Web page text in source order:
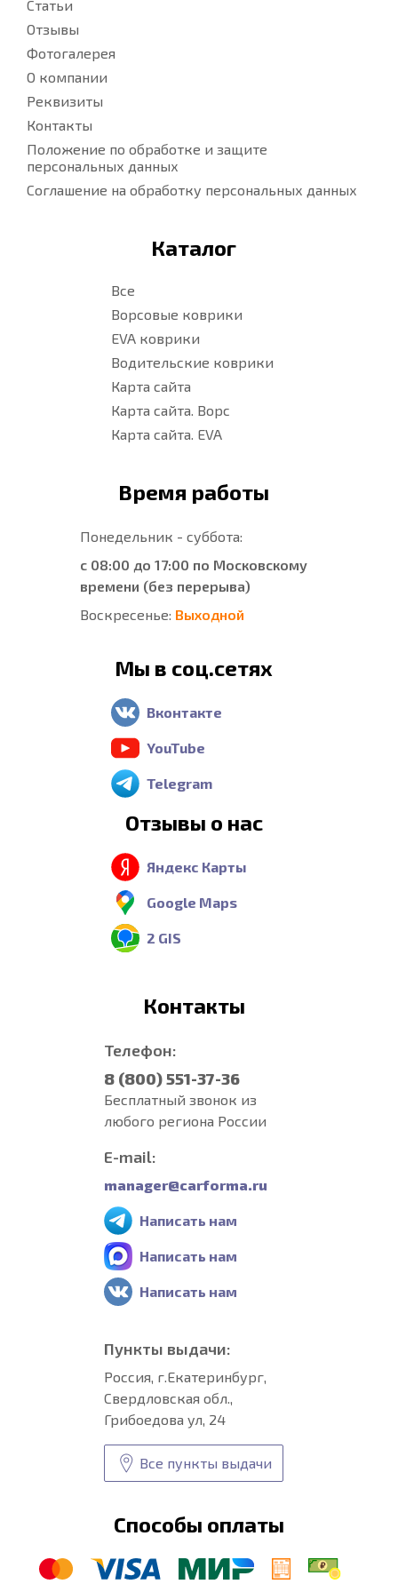
Статьи
Отзывы
Фотогалерея
О компании
Реквизиты
Контакты
Положение по обработке и защите
персональных данных
Соглашение на обработку персональных данных
Каталог
Все
Ворсовые коврики
EVA коврики
Водительские коврики
Карта сайта
Карта сайта. Ворс
Карта сайта. EVA
Время работы
Понедельник - суббота:
с 08:00 до 17:00 по Московскому
времени (без перерыва)
Воскресенье: Выходной
Мы в соц.сетях
Вконтакте
YouTube
Telegram
Отзывы о нас
Яндекс Карты
Google Maps
2 GIS
Контакты
Телефон:
8 (800) 551-37-36
Бесплатный звонок из
любого региона России
E-mail:
manager@carforma.ru
Написать нам
Написать нам
Написать нам
Пункты выдачи:
Россия, г.Екатеринбург,
Свердловская обл.,
Грибоедова ул, 24
Все пункты выдачи
Способы оплаты